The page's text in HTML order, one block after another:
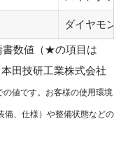
ダイヤモンド
書数値（★の項目は
田技研工業株式会社
値です。お客様の使用環境
備、仕様）や整備状態などの